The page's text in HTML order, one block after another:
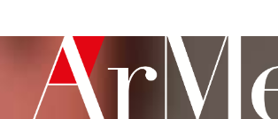
plusieurs
variations.
Les
options